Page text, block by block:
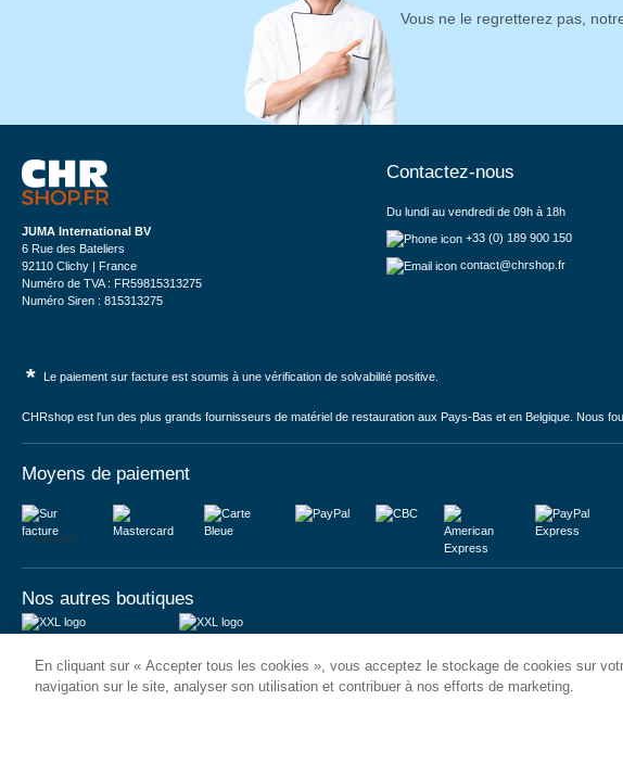
Vous ne le regretterez pas,
JUMA International BV
6 Rue des Bateliers
92110 Clichy | France
Numéro de TVA : FR59815313275
Numéro Siren : 815313275
Contactez-nous
Du lundi au vendredi de 09h à 18h
+33 (0) 189 900 150
contact@chrshop.fr
* Le paiement sur facture est soumis à une vérification de solvabilité positive.
CHRshop est l'un des plus grands fournisseurs de matériel de restauration aux Pays-Bas et en Belgique. Nous
Moyens de paiement
Sur facture
Nos autres boutiques
Königsborner Straße 26a
39175 Biederitz | Deutschland
Vrijheidweg 34
1521RR Wormerveer | Nederland
En cliquant sur « Accepter tous les cookies », vous acceptez le stockage de cookies sur
navigation sur le site, analyser son utilisation et contribuer à nos efforts de marketing.